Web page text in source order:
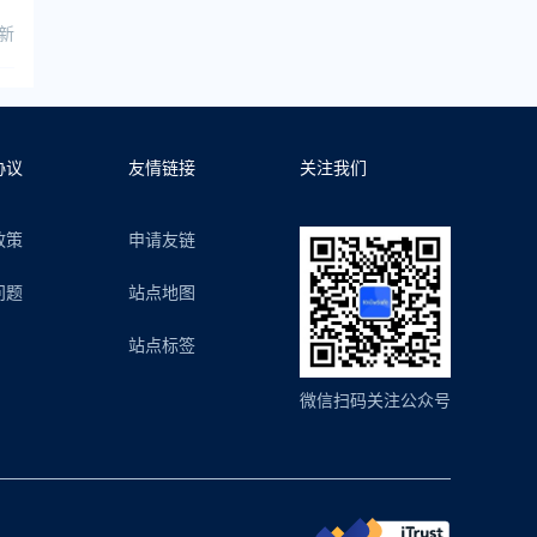
议
策
题
友情链接
申请友链
站点地图
站点标签
关注我们
微信扫码关注公众号